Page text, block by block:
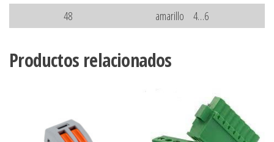
48
amarillo 4…6
Productos relacionados